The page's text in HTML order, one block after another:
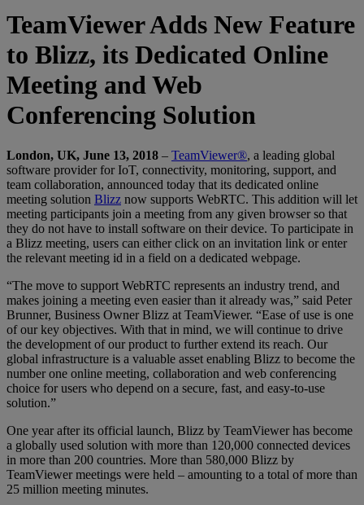
TeamViewer Adds New Feature
to Blizz, its Dedicated Online
Meeting and Web
Conferencing Solution
London, UK, June 13, 2018 – TeamViewer®, a leading global
software provider for IoT, connectivity, monitoring, support, and
team collaboration, announced today that its dedicated online
meeting solution Blizz now supports WebRTC. This addition will let
meeting participants join a meeting from any given browser so that
they do not have to install software on their device. To participate in
a Blizz meeting, users can either click on an invitation link or enter
the relevant meeting id in a field on a dedicated webpage.
“The move to support WebRTC represents an industry trend, and
makes joining a meeting even easier than it already was,” said Peter
Brunner, Business Owner Blizz at TeamViewer. “Ease of use is one
of our key objectives. With that in mind, we will continue to drive
the development of our product to further extend its reach. Our
global infrastructure is a valuable asset enabling Blizz to become the
number one online meeting, collaboration and web conferencing
choice for users who depend on a secure, fast, and easy-to-use
solution.”
One year after its official launch, Blizz by TeamViewer has become
a globally used solution with more than 120,000 connected devices
in more than 200 countries. More than 580,000 Blizz by
TeamViewer meetings were held – amounting to a total of more than
25 million meeting minutes.